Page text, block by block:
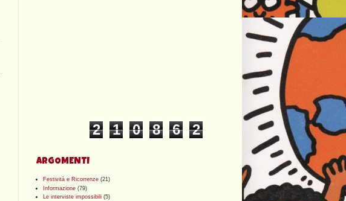
2 1 0 8 6 2
ARGOMENTI
Festività e Ricorrenze (21)
Informazione (79)
Le interviste impossibili (5)